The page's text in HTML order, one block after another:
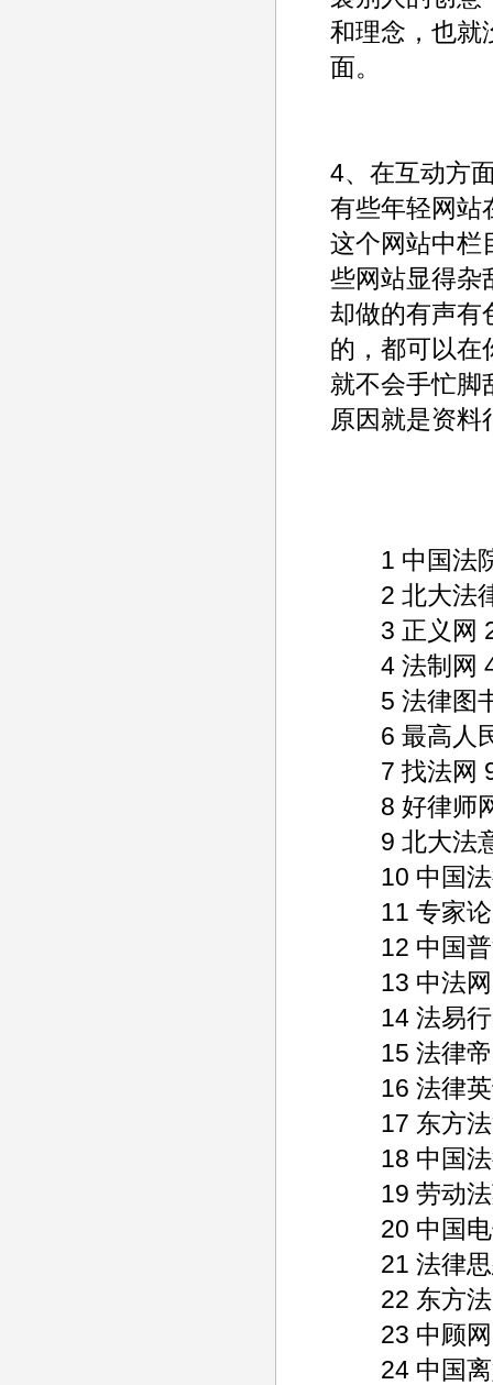
和理念，也就
面。
4、在互动方
有些年轻网站
这个网站中栏
些网站显得杂
却做的有声有
的，都可以在
就不会手忙脚
原因就是资料
1 中国法院
2 北大法律
3 正义网
4 法制网
5 法律图书
6 最高人民
7 找法网
8 好律师网
9 北大法意
10 中国法
11 专家论
12 中国普
13 中法网
14 法易行
15 法律帝
16 法律英
17 东方法
18 中国法
19 劳动法
20 中国电
21 法律思
22 东方法
23 中顾网
24 中国离